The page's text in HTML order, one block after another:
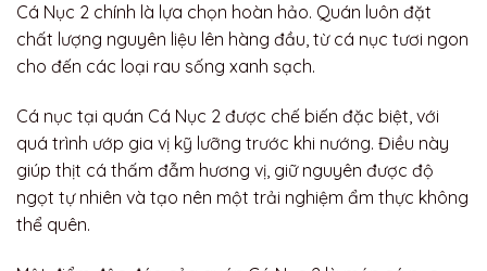
Cá Nục 2 chính là lựa chọn hoàn hảo. Quán luôn đặt
chất lượng nguyên liệu lên hàng đầu, từ cá nục tươi ngon
cho đến các loại rau sống xanh sạch.
Cá nục tại quán Cá Nục 2 được chế biến đặc biệt, với
quá trình ướp gia vị kỹ lưỡng trước khi nướng. Điều này
giúp thịt cá thấm đẫm hương vị, giữ nguyên được độ
ngọt tự nhiên và tạo nên một trải nghiệm ẩm thực không
thể quên.